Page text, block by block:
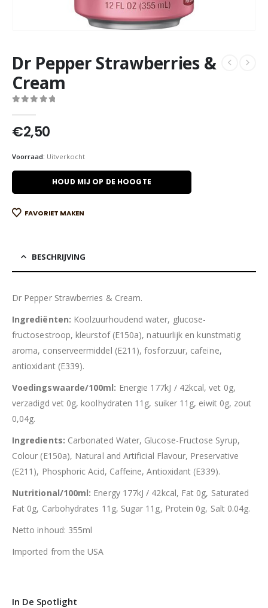
Dr Pepper Strawberries &
Cream
€2,50
Voorraad: Uitverkocht
HOUD MIJ OP DE HOOGTE
FAVORIET MAKEN
BESCHRIJVING
Dr Pepper Strawberries & Cream.
Ingrediënten: Koolzuurhoudend water, glucose-
fructosestroop, kleurstof (E150a), natuurlijk en kunstmatig
aroma, conserveermiddel (E211), fosforzuur, cafeïne,
antioxidant (E339).
Voedingswaarde/100ml: Energie 177kJ / 42kcal, vet 0g,
verzadigd vet 0g, koolhydraten 11g, suiker 11g, eiwit 0g, zout
0,04g.
Ingredients: Carbonated Water, Glucose-Fructose Syrup,
Colour (E150a), Natural and Artificial Flavour, Preservative
(E211), Phosphoric Acid, Caffeine, Antioxidant (E339).
Nutritional/100ml: Energy 177kJ / 42kcal, Fat 0g, Saturated
Fat 0g, Carbohydrates 11g, Sugar 11g, Protein 0g, Salt 0.04g.
Netto inhoud: 355ml
Imported from the USA
In De Spotlight